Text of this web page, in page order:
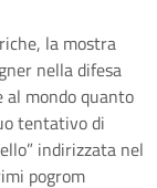
la mostra
nella difesa
mondo quanto
tentativo di
indirizzata nel
pogrom